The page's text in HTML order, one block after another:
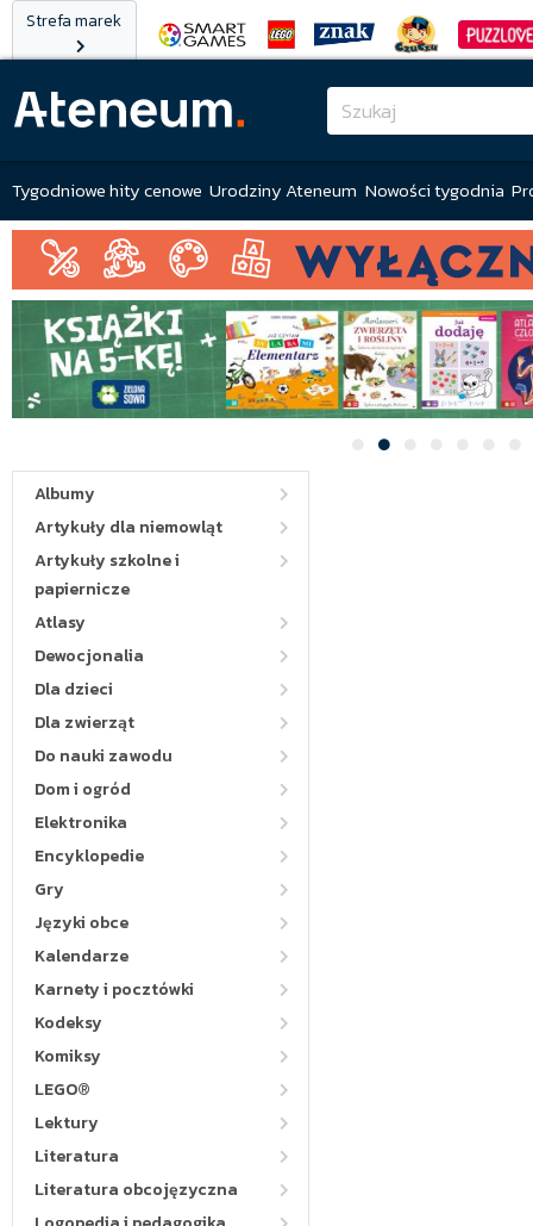
Strefa marek
Tygodniowe hity cenowe Urodziny Ateneum Nowości tygodnia
Albumy
Artykuły dla niemowląt
Artykuły szkolne i
papiernicze
Atlasy
Dewocjonalia
Dla dzieci
Dla zwierząt
Do nauki zawodu
Dom i ogród
Elektronika
Encyklopedie
Gry
Języki obce
Kalendarze
Karnety i pocztówki
Kodeksy
Komiksy
LEGO®
Lektury
Literatura
Literatura obcojęzyczna